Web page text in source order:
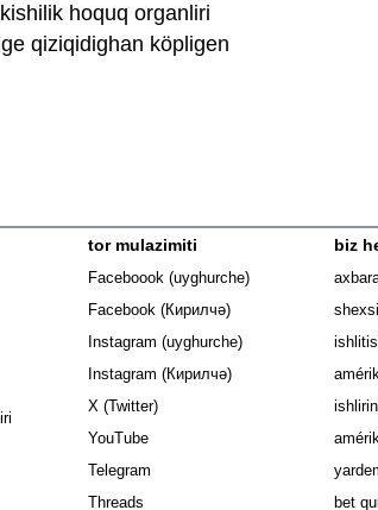
hoquq organliri
qiziqidighan köpligen
Opens in new window
tor mulazimiti
Faceboook (uyghurche) Opens in new
Facebook (Кирилчә) Opens in new window
Instagram (uyghurche) Opens in new
Instagram (Кирилчә) Opens in new window
X (Twitter)
YouTube
Telegram
Threads
biz
bet